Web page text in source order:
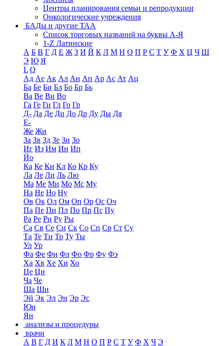
Центры планирования семьи и репродукции
Онкологические учреждения
БАДы и другие ТАА
Список торговых названий на буквы А-Я
1-Z Латинские
А Б В Г Д Е Ж З И Й К Л М Н О П Р С Т У Ф Х Ц Ч Ш
Э Ю Я
L Q
Ад Ае Ак Ал Ан Ап Ар Ас Ат Ац
Ба Бе Би Бл Бо Бр Бь
Ва Ве Ви Во
Га Ге Ги Гл Го Гр
Д- Да Де Ди До Др Ду Ды Дя
Е-
Же Жи
За Зв Зд Зе Зи Зо
Иг Из Им Ин Ип
Йо
Ка Ке Ки Кл Ко Кр Ку
Ла Ле Ли Ль Лю
Ма Ме Ми Мо Мс Му
На Не Но Ну
Ов Ок Ол Ом Оп Ор Ос Оч
Па Пе Пи Пл По Пр Пс Пу
Ра Ре Ри Ру Ры
Са Св Се Си Ск Со Сп Ср Ст Су
Та Те Ти Тр Ту Ты
Ул Ур
Фа Фе Фи Фл Фо Фр Фу Фэ
Ха Хв Хе Хи Хо
Це Ци
Ча Че
Ша Ши
Эй Эк Эл Эн Эр Эс
Юн
Ян
анализы и процедуры
врачи
А В Г Д И К Л М Н О П Р С Т У Ф Х Ч Э